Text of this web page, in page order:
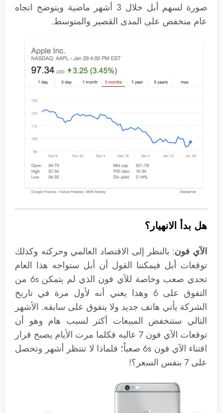
صورة لسهم أبل خلال 3 أشهر ماضية ويتوضح اتجاه
عام منخفض على المدى القصير والمتوسط.
هل بدأ الانهيار؟
الآي فون: بالنظر إلى الاقتصاد العالمي وحركته وكذلك
توقعات أبل فيمكننا القول أن أبل ستواجه هذا العام
تحدي صعب وخاصة للآي فون الذي لم يتمكن 6s من
التفوق على 6 وهذا يعني أنه لأول مرة في تاريخ
الشركة يأتي هاتف جديد ولا يتفوق على سابقه. الأشهر
التالي ستنخفض المبيعات أكثر لسبب هام وهو أن
توقعات الآي فون 7 عاليه فكلما مرت الأيام يصبح قرار
اقتناء الآي فون 6s صعباً؛ فلماذا لا تنتظر أشهر وتحصل
على 7 بنفس السعر؟!